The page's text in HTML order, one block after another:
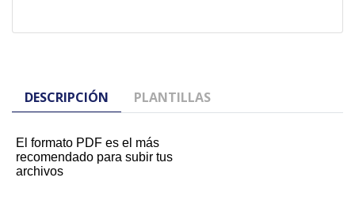
DESCRIPCIÓN PLANTILLAS
El formato PDF es el más
recomendado para subir tus
archivos